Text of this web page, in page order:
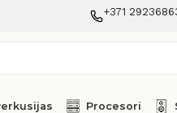
+371
Procesori